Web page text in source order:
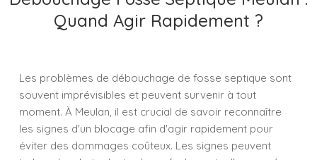
Quand Agir Rapidement ?
Les problèmes de débouchage de fosse septique sont
souvent imprévisibles et peuvent survenir à tout
moment. À Meulan, il est crucial de savoir reconnaître
les signes d'un blocage afin d'agir rapidement pour
éviter des dommages coûteux. Les signes peuvent